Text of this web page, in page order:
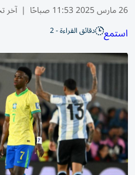
26 مارس 2025 11:53 صباحًا | آخر
استمع دقائق القراءة - 2